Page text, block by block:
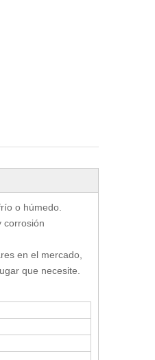
o húmedo.
corrosión
en el mercado,
que necesite.